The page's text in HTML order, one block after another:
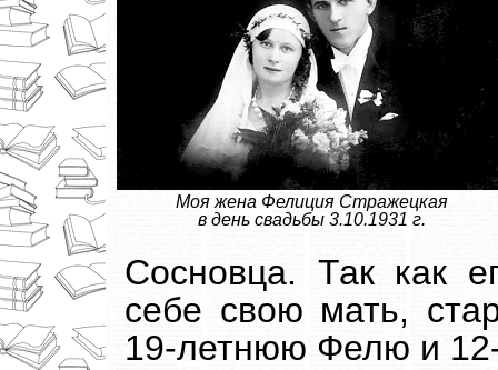
Моя жена Фелиция Стражецкая
в день свадьбы 3.10.1931 г.
Сосновца. Так как
себе свою мать,
19-летнюю Фелю и